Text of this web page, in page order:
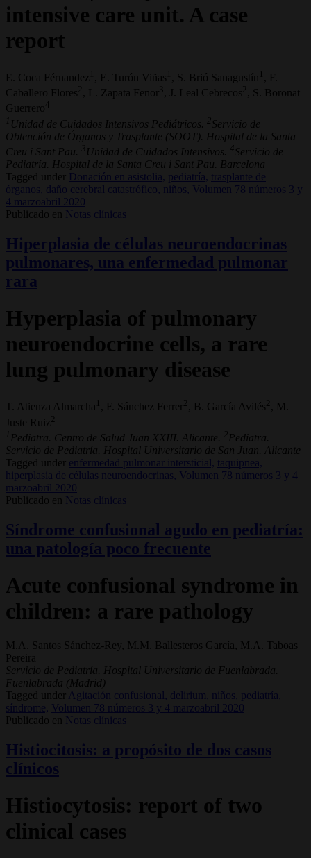
intensive care unit. A case
report
E. Coca Férnandez 1 , E. Turón Viñas 1 , S. Brió Sanagustín 1
, F.
Caballero Flores
, L. Zapata Fenor 3 , J. Leal Cebrecos
, S. Boronat
Guerrero4
1 Unidad de Cuidados Intensivos Pediátricos. 2 Servicio de
Obtención de Órganos y Trasplante (SOOT). Hospital de la Santa
Creu i Sant Pau.
3 Unidad de Cuidados Intensivos. 4 Servicio de
Pediatría. Hospital de la Santa Creu i Sant Pau. Barcelona
Tagged under
Donación en asistolia, pediatría, trasplante de
órganos, daño cerebral catastrófico, niños,
Volumen 78 números 3 y
4 marzoabril 2020
Publicado en
Notas clínicas
Hiperplasia de células neuroendocrinas
pulmonares, una enfermedad pulmonar
rara
Hyperplasia of pulmonary
neuroendocrine cells, a rare
lung pulmonary disease
T. Atienza Almarcha 1 , F. Sánchez Ferrer , B. García Avilés
, M.
Juste Ruiz
1 Pediatra. Centro de Salud Juan XXIII. Alicante. 2 Pediatra.
Servicio de Pediatría. Hospital Universitario de San Juan. Alicante
Tagged under
enfermedad pulmonar intersticial,
taquipnea,
hiperplasia de células neuroendocrinas,
Volumen 78 números 3 y 4
marzoabril 2020
Publicado en
Notas clínicas
Síndrome confusional agudo en pediatría:
una patología poco frecuente
Acute confusional syndrome in
children: a rare pathology
M.A. Santos Sánchez-Rey, M.M. Ballesteros García, M.A. Taboas
Pereira
Servicio de Pediatría. Hospital Universitario de Fuenlabrada.
Fuenlabrada (Madrid)
Tagged under
Agitación confusional, delirium, niños, pediatría,
síndrome,
Volumen 78 números 3 y 4 marzoabril 2020
Publicado en
Notas clínicas
Histiocitosis: a propósito de dos casos
clínicos
Histiocytosis: report of two
clinical cases